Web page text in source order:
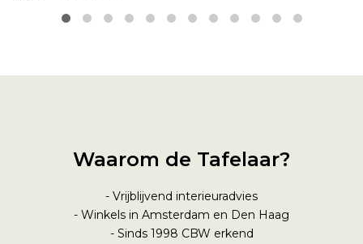
Waarom de Tafelaar?
- Vrijblijvend interieuradvies
- Winkels in Amsterdam en Den Haag
- Sinds 1998 CBW erkend